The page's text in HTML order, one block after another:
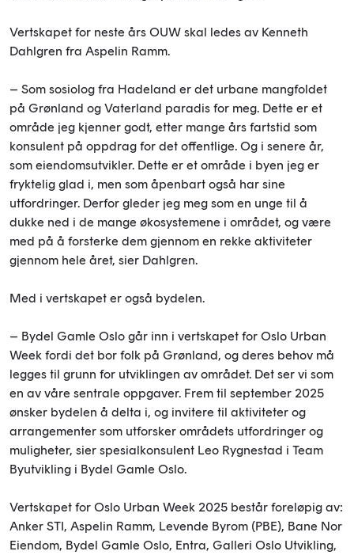
Vertskapet for neste års OUW skal ledes av Kenneth
Dahlgren fra Aspelin Ramm.
– Som sosiolog fra Hadeland er det urbane mangfoldet
på Grønland og Vaterland paradis for meg. Dette er et
område jeg kjenner godt, etter mange års fartstid som
konsulent på oppdrag for det offentlige. Og i senere år,
som eiendomsutvikler. Dette er et område i byen jeg er
fryktelig glad i, men som åpenbart også har sine
utfordringer. Derfor gleder jeg meg som en unge til å
dukke ned i de mange økosystemene i området, og være
med på å forsterke dem gjennom en rekke aktiviteter
gjennom hele året, sier Dahlgren.
Med i vertskapet er også bydelen.
– Bydel Gamle Oslo går inn i vertskapet for Oslo Urban
Week fordi det bor folk på Grønland, og deres behov må
legges til grunn for utviklingen av området. Det ser vi som
en av våre sentrale oppgaver. Frem til september 2025
ønsker bydelen å delta i, og invitere til aktiviteter og
arrangementer som utforsker områdets utfordringer og
muligheter, sier spesialkonsulent Leo Rygnestad i Team
Byutvikling i Bydel Gamle Oslo.
Vertskapet for Oslo Urban Week 2025 består foreløpig av:
Anker STI, Aspelin Ramm, Levende Byrom (PBE), Bane Nor
Eiendom, Bydel Gamle Oslo, Entra, Galleri Oslo Utvikling,